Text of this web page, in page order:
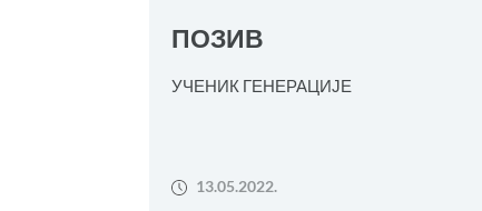
ПОЗИВ
УЧЕНИК ГЕНЕРАЦИЈЕ
13.05.2022.